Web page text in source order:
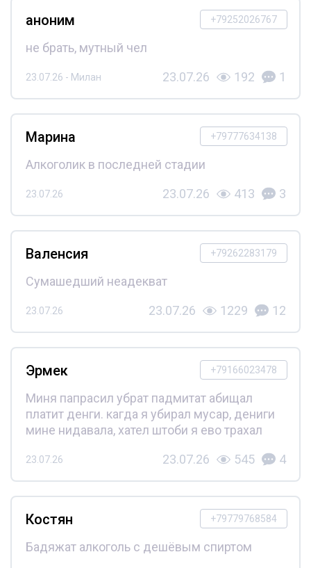
+79252026767
аноним
не брать, мутный чел
23.07.26 - Милан 23.07.26 192 1
+79777634138
Марина
Алкоголик в последней стадии
23.07.26 23.07.26 413 3
+79262283179
Валенсия
Сумашедший неадекват
23.07.26 23.07.26 1229 12
+79166023478
Эрмек
Миня папрасил убрат падмитат абищал
платит денги. кагда я убирал мусар, дениги
мине нидавала, хател штоби я ево трахал
23.07.26 23.07.26 545 4
+79779768584
Костян
Бадяжат алкоголь с дешёвым спиртом